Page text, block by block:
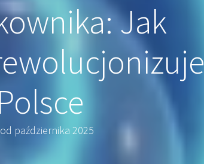
Jak
października 2025